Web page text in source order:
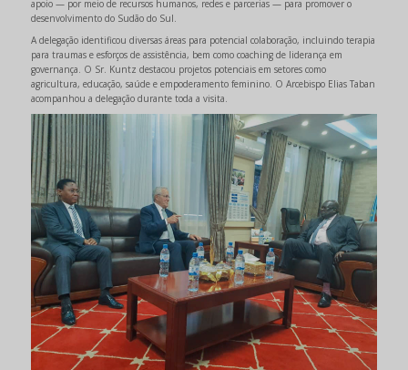
apoio — por meio de recursos humanos, redes e parcerias — para promover o
desenvolvimento do Sudão do Sul.
A delegação identificou diversas áreas para potencial colaboração, incluindo terapia
para traumas e esforços de assistência, bem como coaching de liderança em
governança. O Sr. Kuntz destacou projetos potenciais em setores como
agricultura, educação, saúde e empoderamento feminino. O Arcebispo Elias Taban
acompanhou a delegação durante toda a visita.